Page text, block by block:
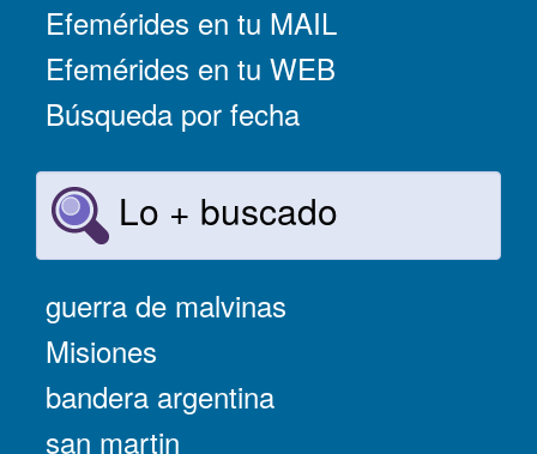
Efemérides en tu MAIL
Efemérides en tu WEB
Búsqueda por fecha
Lo + buscado
guerra de malvinas
Misiones
bandera argentina
san martin